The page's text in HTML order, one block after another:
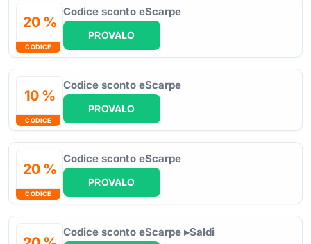
20 %
CODICE
Codice sconto eScarpe
PROVALO
10 %
CODICE
Codice sconto eScarpe
PROVALO
20 %
CODICE
Codice sconto eScarpe
PROVALO
Codice sconto eScarpe ▸Saldi